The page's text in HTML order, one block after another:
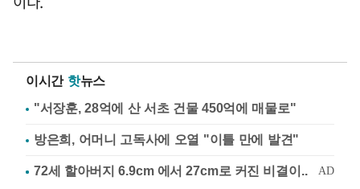
이시간 핫뉴스
"서장훈, 28억에 산 서초 건물 450억에 매물로"
방은희, 어머니 고독사에 오열 "이틀 만에 발견"